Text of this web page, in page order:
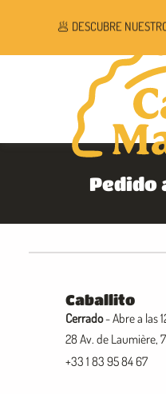
🥟 DESCUBRE
Pedido
Caballito
Cerrado- Abre a las
28 Av. de Laumière,
+33 1 83 95 84 67